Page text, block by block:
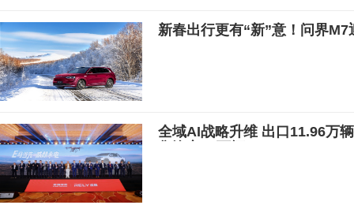
新春出行更有“新”意！问界
全域AI战略升维 出口11.96万